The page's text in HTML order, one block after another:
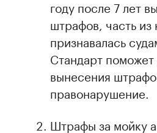
году после 7 лет
штрафов, часть из
признавалась
Стандарт поможет
вынесения
правонарушение.
Штрафы за мойку